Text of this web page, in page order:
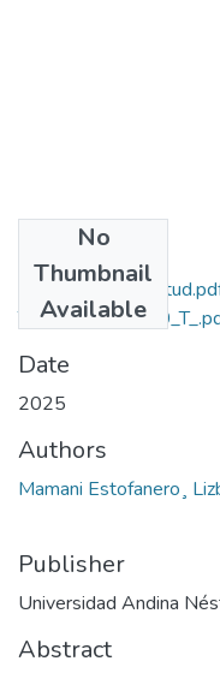
No
Thumbnail
Available
Grado de
Date
2025
Authors
Mamani Estofanero¸
Publisher
Universidad Andina
Abstract